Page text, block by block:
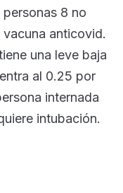
8 no
anticovid.
una leve baja
al 0.25 por
internada
intubación.